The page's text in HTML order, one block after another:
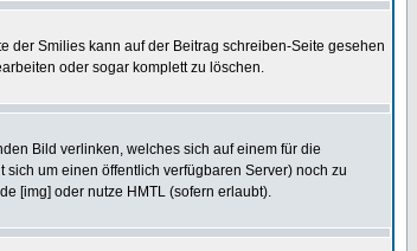
der Smilies kann auf der Beitrag schreiben-Seite gesehen
oder sogar komplett zu löschen.
Bild verlinken, welches sich auf einem für die
um einen öffentlich verfügbaren Server) noch zu
[img] oder nutze HMTL (sofern erlaubt).